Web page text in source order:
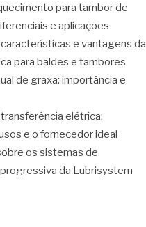
para tambor de
e aplicações
e vantagens da
para baldes e tambores
de graxa: importância e
elétrica:
e o fornecedor ideal
os sistemas de
da Lubrisystem